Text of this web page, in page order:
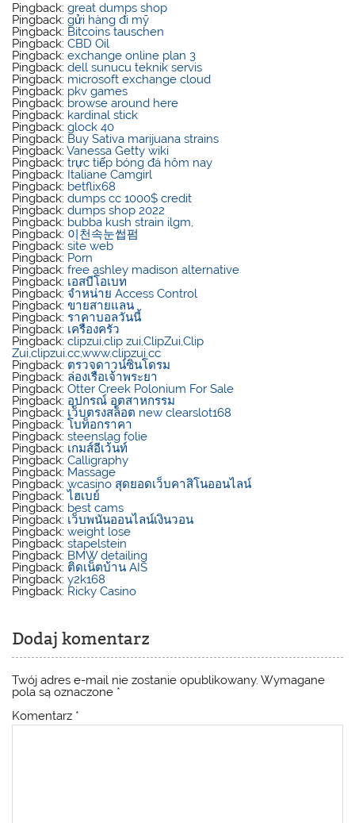
Pingback:great dumps shop
Pingback:gửi hàng đi mỹ
Pingback: Bitcoins tauschen
Pingback:CBD Oil
Pingback:exchange online plan 3
Pingback:dell sunucu teknik servis
Pingback: microsoft exchange cloud
Pingback: pkv games
Pingback: browse around here
Pingback: kardinal stick
Pingback:glock 40
Pingback: Buy Sativa marijuana strains
Pingback:Vanessa Getty wiki
Pingback:trực tiếp bóng đá hôm nay
Pingback: Italiane Camgirl
Pingback: betflix68
Pingback:dumps cc 1000$ credit
Pingback:dumps shop 2022
Pingback: bubba kush strain ilgm​,
Pingback: 이천속눈썹펌
Pingback:site web
Pingback: Porn
Pingback:free ashley madison alternative
Pingback: เอสบีโอเบท
Pingback: จำหน่าย Access Control
Pingback:ขายสายแลน
Pingback: ราคาบอลวันนี้
Pingback: เครื่องครัว
Pingback:clipzui,clip zui,ClipZui,Clip
Zui,clipzui.cc,www.clipzui.cc
Pingback: ตรวจดาวน์ซินโดรม
Pingback: ล่องเรือเจ้าพระยา
Pingback:Otter Creek Polonium For Sale
Pingback: อุปกรณ์ อุตสาหกรรม
Pingback: เว็บตรงสล็อต new clearslot168
Pingback:โบท็อกราคา
Pingback:steenslag folie
Pingback: เกมส์อีเว้นท์
Pingback:Calligraphy
Pingback: Massage
Pingback:wcasino สุดยอดเว็บคาสิโนออนไลน์
Pingback:ไฮเบย์
Pingback: best cams
Pingback: เว็บพนันออนไลน์เงินวอน
Pingback:weight lose
Pingback:stapelstein
Pingback: BMW detailing
Pingback: ติดเน็ตบ้าน AIS
Pingback:y2k168
Pingback: Ricky Casino
Dodaj komentarz
Twój adres e-mail nie zostanie opublikowany. Wymagane
pola są oznaczone *
Komentarz *